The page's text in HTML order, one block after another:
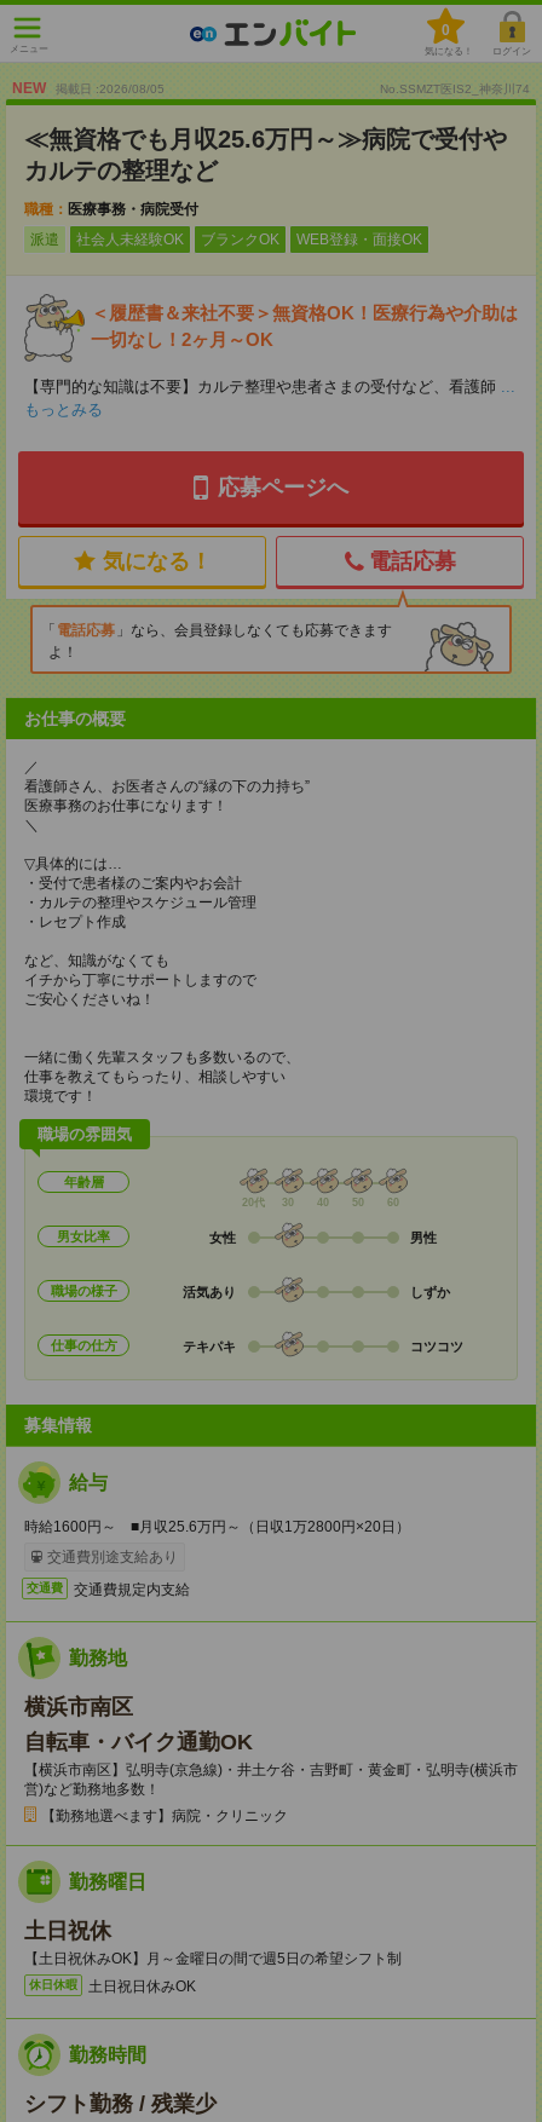
メニュー
0
気になる！ ログイン
NEW 掲載日 :2026/08/05 No.SSMZT医IS2_神奈川74
≪無資格でも月収25.6万円～≫病院で受付や
カルテの整理など
職種： 医療事務・病院受付
派遣
社会人未経験OK ブランクOK WEB登録・面接OK
＜履歴書＆来社不要＞無資格OK！医療行為や介助は
一切なし！2ヶ月～OK
【専門的な知識は不要】カルテ整理や患者さまの受付など、看護師 ...
もっとみる
応募ページへ
気になる！ 電話応募
電話応募
なら、会員登録しなくても応募できます
よ！
お仕事の概要
／
看護師さん、お医者さんの“縁の下の力持ち”
医療事務のお仕事になります！
＼
▽具体的には…
・受付で患者様のご案内やお会計
・カルテの整理やスケジュール管理
・レセプト作成
など、知識がなくても
イチから丁寧にサポートしますので
ご安心くださいね！
一緒に働く先輩スタッフも多数いるので、
仕事を教えてもらったり、相談しやすい
環境です！
職場の雰囲気
年齢層
20代 30 40 50 60
男女比率 女性 男性
職場の様子 活気あり しずか
仕事の仕方 テキパキ コツコツ
募集情報
給与
時給1600円～ ■月収25.6万円～（日収1万2800円×20日）
交通費別途支給あり
交通費 交通費規定内支給
勤務地
横浜市南区
自転車・バイク通勤OK
【横浜市南区】弘明寺(京急線)・井土ケ谷・吉野町・黄金町・弘明寺(横浜市
営)など勤務地多数！
【勤務地選べます】病院・クリニック
勤務曜日
土日祝休
【土日祝休みOK】月～金曜日の間で週5日の希望シフト制
休日休暇 土日祝日休みOK
勤務時間
シフト勤務 / 残業少